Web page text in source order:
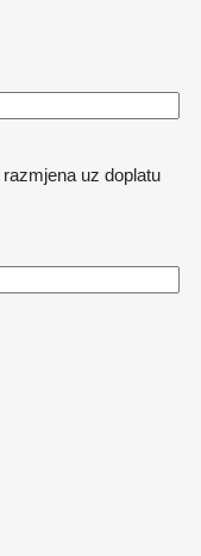
razmjena uz doplatu